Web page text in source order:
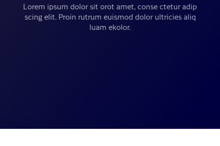
Lorem ipsum dolor sit orot amet, conse ctetur adip
scing elit. Proin rutrum euismod dolor ultricies aliq
luam ekolor.